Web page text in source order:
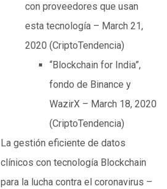
con proveedores que usan
esta tecnología – March 21,
2020 (CriptoTendencia)
“Blockchain for India”,
fondo de Binance y
WazirX – March 18, 2020
(CriptoTendencia)
La gestión eficiente de datos
clínicos con tecnología Blockchain
para la lucha contra el coronavirus –